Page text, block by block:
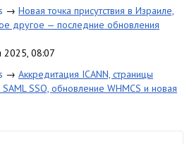
→ Новая точка присутствия в Израиле,
другое — последние обновления
08:07
→ Аккредитация ICANN, страницы
SAML SSO, обновление WHMCS и новая